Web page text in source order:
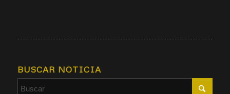
BUSCAR NOTICIA